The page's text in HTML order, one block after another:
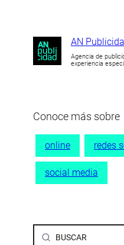
AN
Agencia de
experiencia
Conoce más sobre
online redes
social media